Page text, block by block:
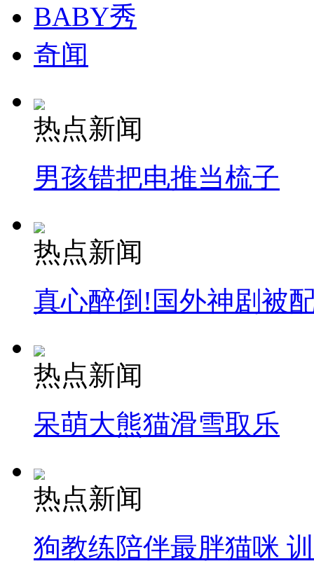
BABY秀
奇闻
热点新闻
男孩错把电推当梳子
热点新闻
真心醉倒!国外神剧被
热点新闻
呆萌大熊猫滑雪取乐
热点新闻
狗教练陪伴最胖猫咪